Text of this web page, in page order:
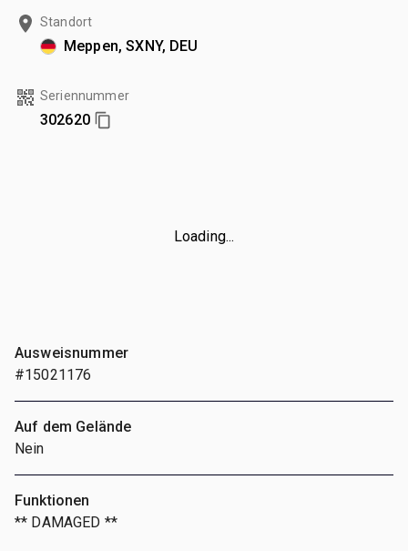
Standort
Meppen, SXNY, DEU
Seriennummer
302620
Loading...
Ausweisnummer
#15021176
Auf dem Gelände
Nein
Funktionen
** DAMAGED **